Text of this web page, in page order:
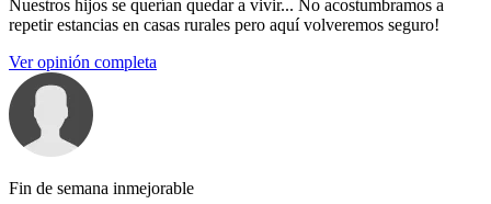
Nuestros hijos se querían quedar a vivir... No acostumbramos a
repetir estancias en casas rurales pero aquí volveremos seguro!
Ver opinión completa
Fin de semana inmejorable